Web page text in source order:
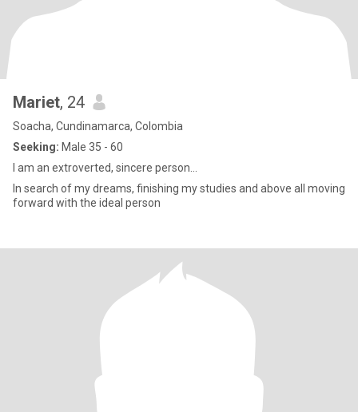
Mariet, 24
Soacha, Cundinamarca, Colombia
Seeking: Male 35 - 60
I am an extroverted, sincere person...
In search of my dreams, finishing my studies and above all moving
forward with the ideal person